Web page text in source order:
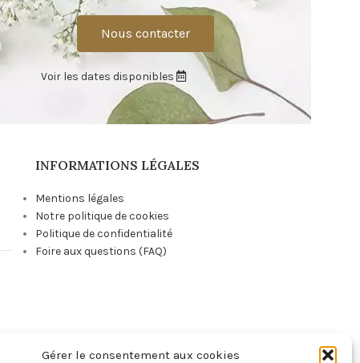
Gérer le consentement aux cookies
Nous contacter
Voir les dates disponibles
INFORMATIONS LÉGALES
Mentions légales
Notre politique de cookies
Politique de confidentialité
Foire aux questions (FAQ)